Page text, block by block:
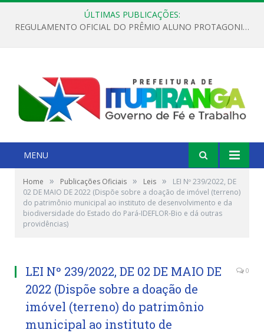
ÚLTIMAS PUBLICAÇÕES:
REGULAMENTO OFICIAL DO PRÊMIO ALUNO PROTAGONISTA – EDIÇÃO 2026
MENU
Home » Publicações Oficiais » Leis »
LEI Nº 239/2022, DE
02 DE MAIO DE 2022 (Dispõe sobre a doação de imóvel (terreno)
do patrimônio municipal ao instituto de desenvolvimento e da
biodiversidade do Estado do Pará-IDEFLOR-Bio e dá outras
providências)
LEI Nº 239/2022, DE 02 DE MAIO DE
2022 (Dispõe sobre a doação de
imóvel (terreno) do patrimônio
municipal ao instituto de
0